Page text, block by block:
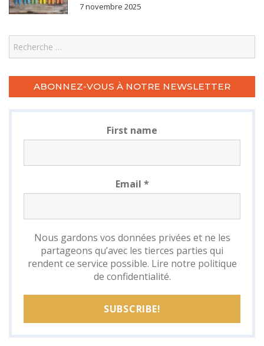
7 novembre 2025
Search
ABONNEZ-VOUS À NOTRE NEWSLETTER
First name
Email *
Nous gardons vos données privées et ne les
partageons qu’avec les tierces parties qui
rendent ce service possible. Lire notre politique
de confidentialité.